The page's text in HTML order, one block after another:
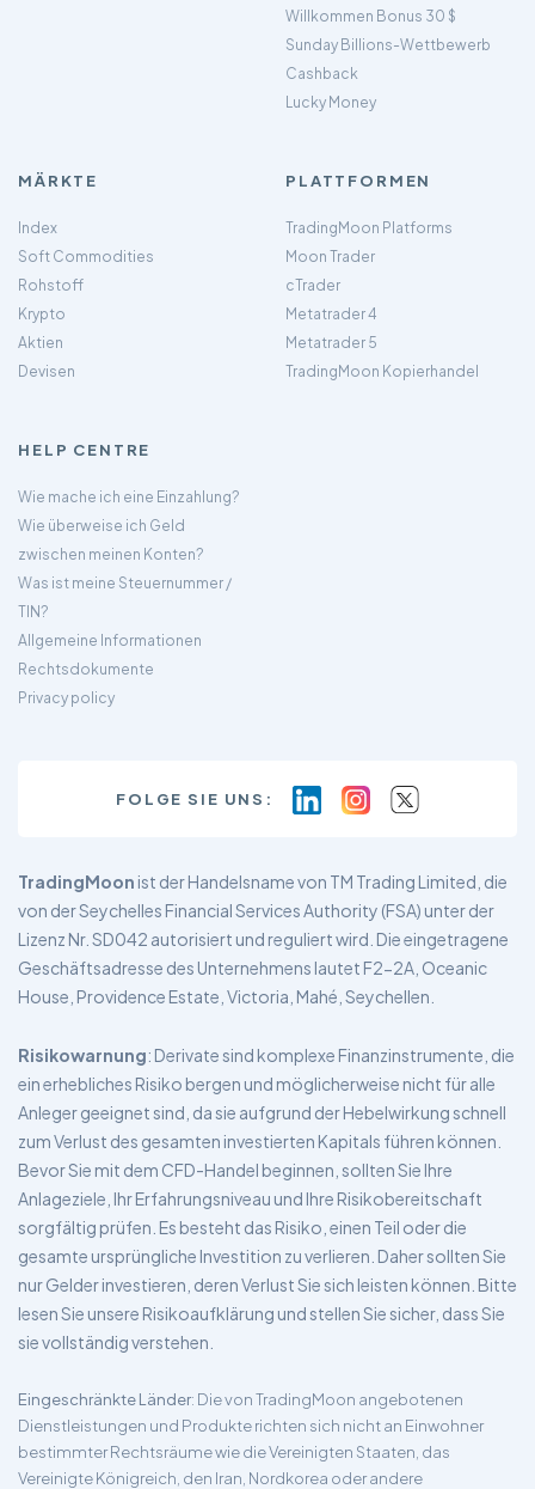
Willkommen Bonus 30 $
Sunday Billions-Wettbewerb
Cashback
Lucky Money
MÄRKTE
Index
Soft Commodities
Rohstoff
Krypto
Aktien
Devisen
PLATTFORMEN
TradingMoon Platforms
Moon Trader
cTrader
Metatrader 4
Metatrader 5
TradingMoon Kopierhandel
HELP CENTRE
Wie mache ich eine Einzahlung?
Wie überweise ich Geld
zwischen meinen Konten?
Was ist meine Steuernummer /
TIN?
Allgemeine Informationen
Rechtsdokumente
Privacy policy
FOLGE SIE UNS:
TradingMoon ist der Handelsname von TM Trading Limited, die
von der Seychelles Financial Services Authority (FSA) unter der
Lizenz Nr. SD042 autorisiert und reguliert wird. Die eingetragene
Geschäftsadresse des Unternehmens lautet F2-2A, Oceanic
House, Providence Estate, Victoria, Mahé, Seychellen.
Risikowarnung: Derivate sind komplexe Finanzinstrumente, die
ein erhebliches Risiko bergen und möglicherweise nicht für alle
Anleger geeignet sind, da sie aufgrund der Hebelwirkung schnell
zum Verlust des gesamten investierten Kapitals führen können.
Bevor Sie mit dem CFD-Handel beginnen, sollten Sie Ihre
Anlageziele, Ihr Erfahrungsniveau und Ihre Risikobereitschaft
sorgfältig prüfen. Es besteht das Risiko, einen Teil oder die
gesamte ursprüngliche Investition zu verlieren. Daher sollten Sie
nur Gelder investieren, deren Verlust Sie sich leisten können. Bitte
lesen Sie unsere Risikoaufklärung und stellen Sie sicher, dass Sie
sie vollständig verstehen.
Eingeschränkte Länder: Die von TradingMoon angebotenen
Dienstleistungen und Produkte richten sich nicht an Einwohner
bestimmter Rechtsräume wie die Vereinigten Staaten, das
Vereinigte Königreich, den Iran, Nordkorea oder andere